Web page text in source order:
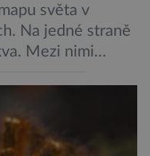
světa v
Na jedné straně
Mezi nimi
a miliony
A pak je tu
společnosti